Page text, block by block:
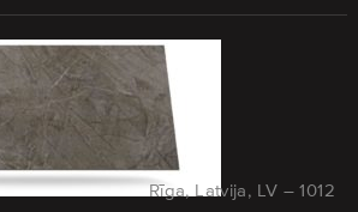
Rīga, Latvija, LV – 1012